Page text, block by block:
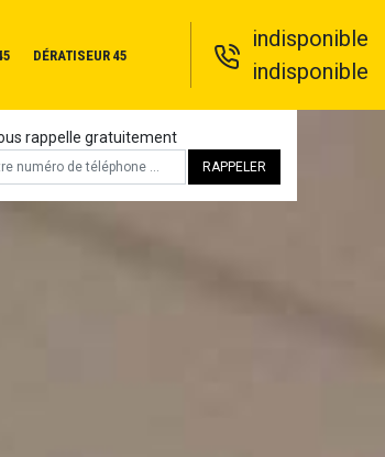
DÉRATISEUR 45
indisponible
indisponible
rappelle gratuitement